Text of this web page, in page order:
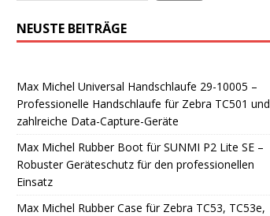
NEUSTE BEITRÄGE
Max Michel Universal Handschlaufe 29-10005 –
Professionelle Handschlaufe für Zebra TC501 und
zahlreiche Data-Capture-Geräte
Max Michel Rubber Boot für SUNMI P2 Lite SE –
Robuster Geräteschutz für den professionellen
Einsatz
Max Michel Rubber Case für Zebra TC53, TC53e,